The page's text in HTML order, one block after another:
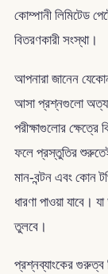
কোম্পানী লিমিটেড
বিতরণকারী সংস্থা।
আপনারা জানেন
আসা প্রশ্নগুলো
পরীক্ষাগুলোর
ফলে প্রস্তুতির
মান-বন্টন এবং কোন
ধারণা পাওয়া যাবে।
তুলবে।
প্রশ্নব্যাংকের গুরুত্ব